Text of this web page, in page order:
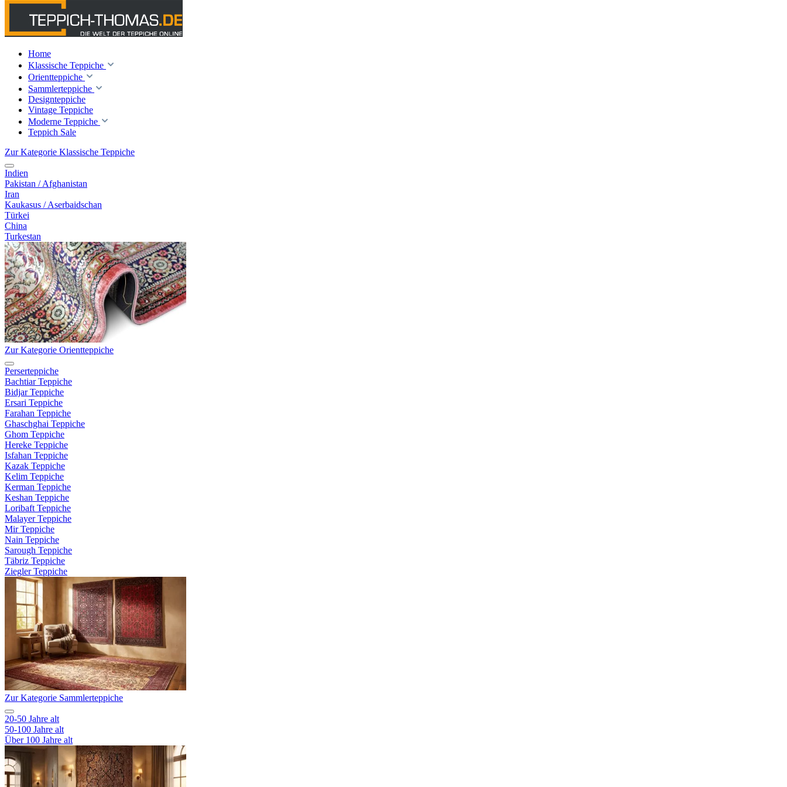
Home
Klassische Teppiche
Orientteppiche
Sammlerteppiche
Designteppiche
Vintage Teppiche
Moderne Teppiche
Teppich Sale
Zur Kategorie Klassische Teppiche
Indien
Pakistan / Afghanistan
Iran
Kaukasus / Aserbaidschan
Türkei
China
Turkestan
Zur Kategorie Orientteppiche
Perserteppiche
Bachtiar Teppiche
Bidjar Teppiche
Ersari Teppiche
Farahan Teppiche
Ghaschghai Teppiche
Ghom Teppiche
Hereke Teppiche
Isfahan Teppiche
Kazak Teppiche
Kelim Teppiche
Kerman Teppiche
Keshan Teppiche
Loribaft Teppiche
Malayer Teppiche
Mir Teppiche
Nain Teppiche
Sarough Teppiche
Täbriz Teppiche
Ziegler Teppiche
Zur Kategorie Sammlerteppiche
20-50 Jahre alt
50-100 Jahre alt
Über 100 Jahre alt